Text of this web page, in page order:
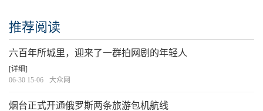
推荐阅读
六百年所城里，迎来了一群拍网剧的年轻人
[详细]
06-30 15-06
大众网
烟台正式开通俄罗斯两条旅游包机航线